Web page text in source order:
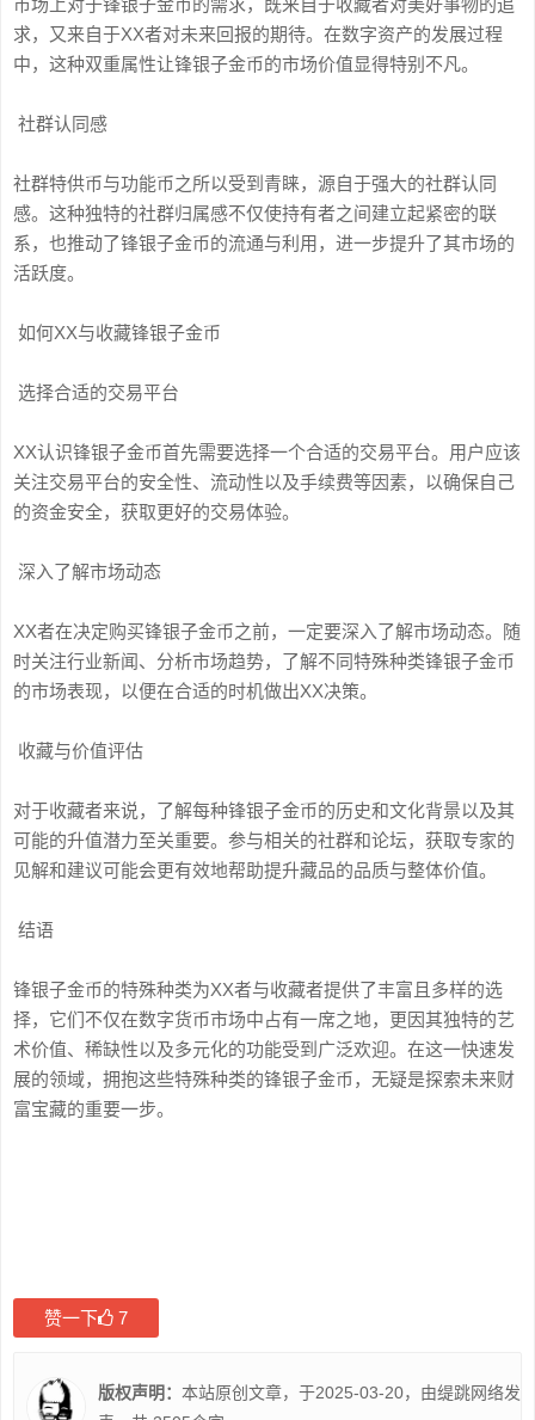
市场上对于锋银子金币的需求，既来自于收藏者对美好事物的追
求，又来自于XX者对未来回报的期待。在数字资产的发展过程
中，这种双重属性让锋银子金币的市场价值显得特别不凡。
社群认同感
社群特供币与功能币之所以受到青睐，源自于强大的社群认同
感。这种独特的社群归属感不仅使持有者之间建立起紧密的联
系，也推动了锋银子金币的流通与利用，进一步提升了其市场的
活跃度。
如何XX与收藏锋银子金币
选择合适的交易平台
XX认识锋银子金币首先需要选择一个合适的交易平台。用户应该
关注交易平台的安全性、流动性以及手续费等因素，以确保自己
的资金安全，获取更好的交易体验。
深入了解市场动态
XX者在决定购买锋银子金币之前，一定要深入了解市场动态。随
时关注行业新闻、分析市场趋势，了解不同特殊种类锋银子金币
的市场表现，以便在合适的时机做出XX决策。
收藏与价值评估
对于收藏者来说，了解每种锋银子金币的历史和文化背景以及其
可能的升值潜力至关重要。参与相关的社群和论坛，获取专家的
见解和建议可能会更有效地帮助提升藏品的品质与整体价值。
结语
锋银子金币的特殊种类为XX者与收藏者提供了丰富且多样的选
择，它们不仅在数字货币市场中占有一席之地，更因其独特的艺
术价值、稀缺性以及多元化的功能受到广泛欢迎。在这一快速发
展的领域，拥抱这些特殊种类的锋银子金币，无疑是探索未来财
富宝藏的重要一步。
赞一下 7
版权声明： 本站原创文章，于2025-03-20，由缇跳网络发